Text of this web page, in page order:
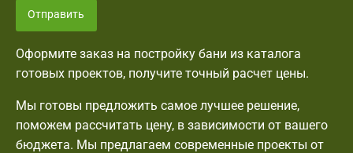
Отправить
Оформите заказ на постройку бани из каталога
готовых проектов, получите точный расчет цены.
Мы готовы предложить самое лучшее решение,
поможем рассчитать цену, в зависимости от вашего
бюджета. Мы предлагаем современные проекты от